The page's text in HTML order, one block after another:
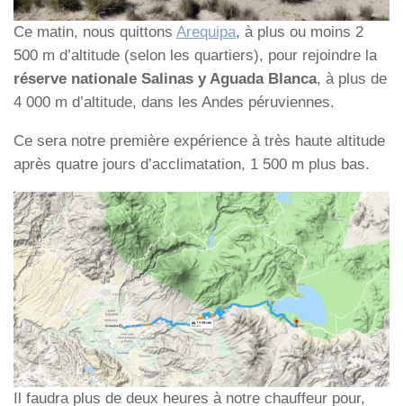
Ce matin, nous quittons Arequipa, à plus ou moins 2
500 m d’altitude (selon les quartiers), pour rejoindre la
réserve nationale Salinas y Aguada Blanca, à plus de
4 000 m d’altitude, dans les Andes péruviennes.
Ce sera notre première expérience à très haute altitude
après quatre jours d’acclimatation, 1 500 m plus bas.
Il faudra plus de deux heures à notre chauffeur pour,